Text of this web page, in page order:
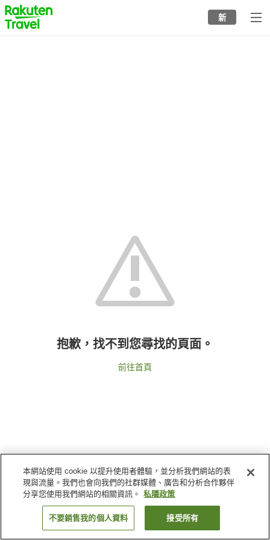
to
top
page
新
抱歉，找不到您尋找的頁面。
前往首頁
本網站使用 cookie 以提升使用者體驗，並分析我們網站的表
現與流量。我們也會向我們的社群媒體、廣告和分析合作夥伴
分享您使用我們網站的相關資訊。
私隱政策
不要銷售我的個人資料 接受所有